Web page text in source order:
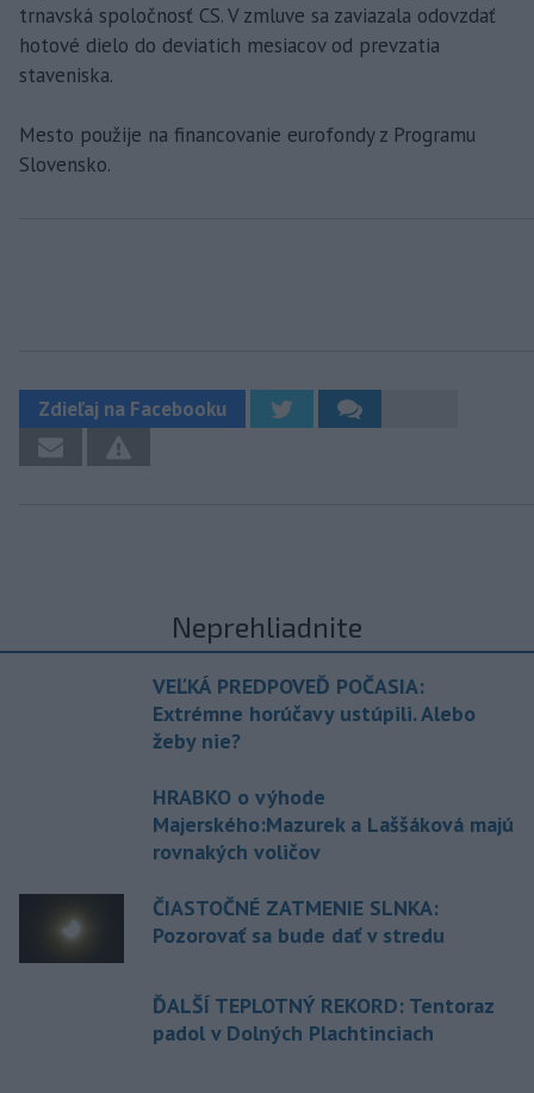
trnavská spoločnosť CS. V zmluve sa zaviazala odovzdať
hotové dielo do deviatich mesiacov od prevzatia
staveniska.
Mesto použije na financovanie eurofondy z Programu
Slovensko.
Zdieľaj na Facebooku
Neprehliadnite
VEĽKÁ PREDPOVEĎ POČASIA:
Extrémne horúčavy ustúpili. Alebo
žeby nie?
HRABKO o výhode
Majerského:Mazurek a Laššáková majú
rovnakých voličov
ČIASTOČNÉ ZATMENIE SLNKA:
Pozorovať sa bude dať v stredu
ĎALŠÍ TEPLOTNÝ REKORD: Tentoraz
padol v Dolných Plachtinciach